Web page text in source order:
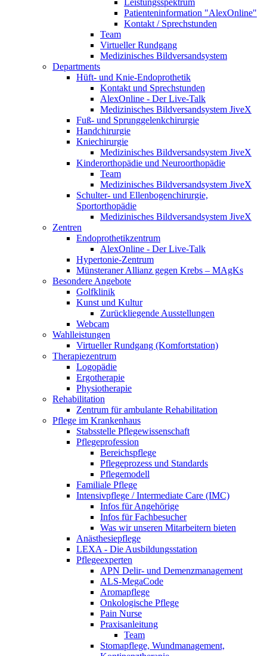
Leistungsspektrum
Patienteninformation "AlexOnline"
Kontakt / Sprechstunden
Team
Virtueller Rundgang
Medizinisches Bildversandsystem
Departments
Hüft- und Knie-Endoprothetik
Kontakt und Sprechstunden
AlexOnline - Der Live-Talk
Medizinisches Bildversandsystem JiveX
Fuß- und Sprunggelenkchirurgie
Handchirurgie
Kniechirurgie
Medizinisches Bildversandsystem JiveX
Kinderorthopädie und Neuroorthopädie
Team
Medizinisches Bildversandsystem JiveX
Schulter- und Ellenbogenchirurgie,
Sportorthopädie
Medizinisches Bildversandsystem JiveX
Zentren
Endoprothetikzentrum
AlexOnline - Der Live-Talk
Hypertonie-Zentrum
Münsteraner Allianz gegen Krebs – MAgKs
Besondere Angebote
Golfklinik
Kunst und Kultur
Zurückliegende Ausstellungen
Webcam
Wahlleistungen
Virtueller Rundgang (Komfortstation)
Therapiezentrum
Logopädie
Ergotherapie
Physiotherapie
Rehabilitation
Zentrum für ambulante Rehabilitation
Pflege im Krankenhaus
Stabsstelle Pflegewissenschaft
Pflegeprofession
Bereichspflege
Pflegeprozess und Standards
Pflegemodell
Familiale Pflege
Intensivpflege / Intermediate Care (IMC)
Infos für Angehörige
Infos für Fachbesucher
Was wir unseren Mitarbeitern bieten
Anästhesiepflege
LEXA - Die Ausbildungsstation
Pflegeexperten
APN Delir- und Demenzmanagement
ALS-MegaCode
Aromapflege
Onkologische Pflege
Pain Nurse
Praxisanleitung
Team
Stomapflege, Wundmanagement,